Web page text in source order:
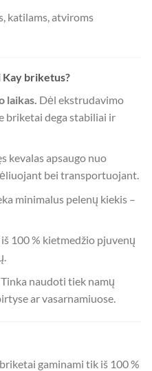
katilams, atviroms
Kay briketus?
laikas. Dėl ekstrudavimo
briketai dega stabiliai ir
kevalas apsaugo nuo
bei transportuojant.
minimalus pelenų kiekis –
100 % kietmedžio pjuvenų
Tinka naudoti tiek namų
ar vasarnamiuose.
gaminami tik iš 100 %